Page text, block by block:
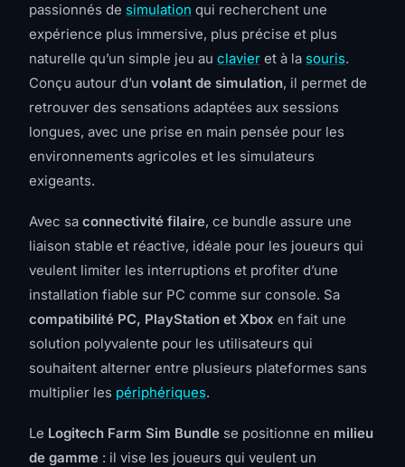
passionnés de simulation qui recherchent une
expérience plus immersive, plus précise et plus
naturelle qu’un simple jeu au clavier et à la souris.
Conçu autour d’un volant de simulation, il permet de
retrouver des sensations adaptées aux sessions
longues, avec une prise en main pensée pour les
environnements agricoles et les simulateurs
exigeants.
Avec sa connectivité filaire, ce bundle assure une
liaison stable et réactive, idéale pour les joueurs qui
veulent limiter les interruptions et profiter d’une
installation fiable sur PC comme sur console. Sa
compatibilité PC, PlayStation et Xbox en fait une
solution polyvalente pour les utilisateurs qui
souhaitent alterner entre plusieurs plateformes sans
multiplier les périphériques.
Le Logitech Farm Sim Bundle se positionne en milieu
de gamme : il vise les joueurs qui veulent un